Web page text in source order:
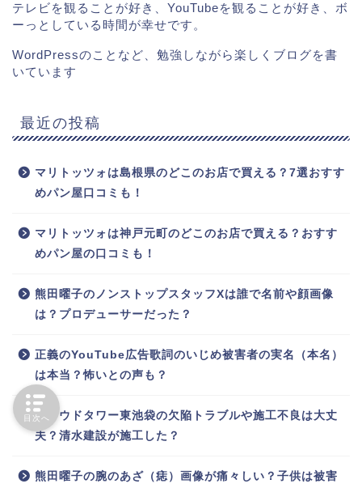
テレビを観ることが好き、YouTubeを観ることが好き、ボ
ーっとしている時間が幸せです。
WordPressのことなど、勉強しながら楽しくブログを書
いています
最近の投稿
マリトッツォは島根県のどこのお店で買える？7選おすす
めパン屋口コミも！
マリトッツォは神戸元町のどこのお店で買える？おすす
めパン屋の口コミも！
熊田曜子のノンストップスタッフXは誰で名前や顔画像
は？プロデューサーだった？
正義のYouTube広告歌詞のいじめ被害者の実名（本名）
は本当？怖いとの声も？
プラウドタワー東池袋の欠陥トラブルや施工不良は大丈
夫？清水建設が施工した？
熊田曜子の腕のあざ（痣）画像が痛々しい？子供は被害
目次へ